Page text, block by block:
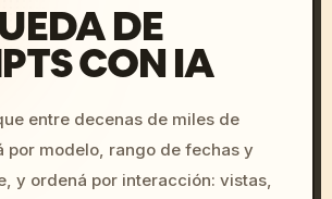
DE
CON IA
entre decenas de miles de
por modelo, rango de fechas y
y ordená por interacción: vistas,